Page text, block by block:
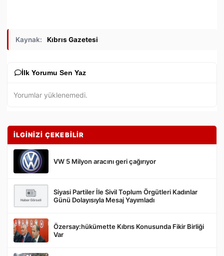
Kaynak: Kıbrıs Gazetesi
İlk Yorumu Sen Yaz
Gönder
Yorumlar yüklenemedi.
İLGİNİZİ ÇEKEBİLİR
VW 5 Milyon aracını geri çağırıyor
Siyasi Partiler İle Sivil Toplum Örgütleri Kadınlar
Günü Dolayısıyla Mesaj Yayımladı
Özersay:hükümette Kıbrıs Konusunda Fikir Birliği
Var